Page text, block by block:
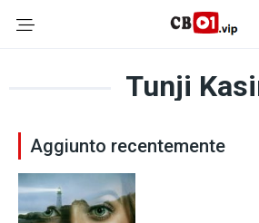
Tunji
Aggiunto recentemente